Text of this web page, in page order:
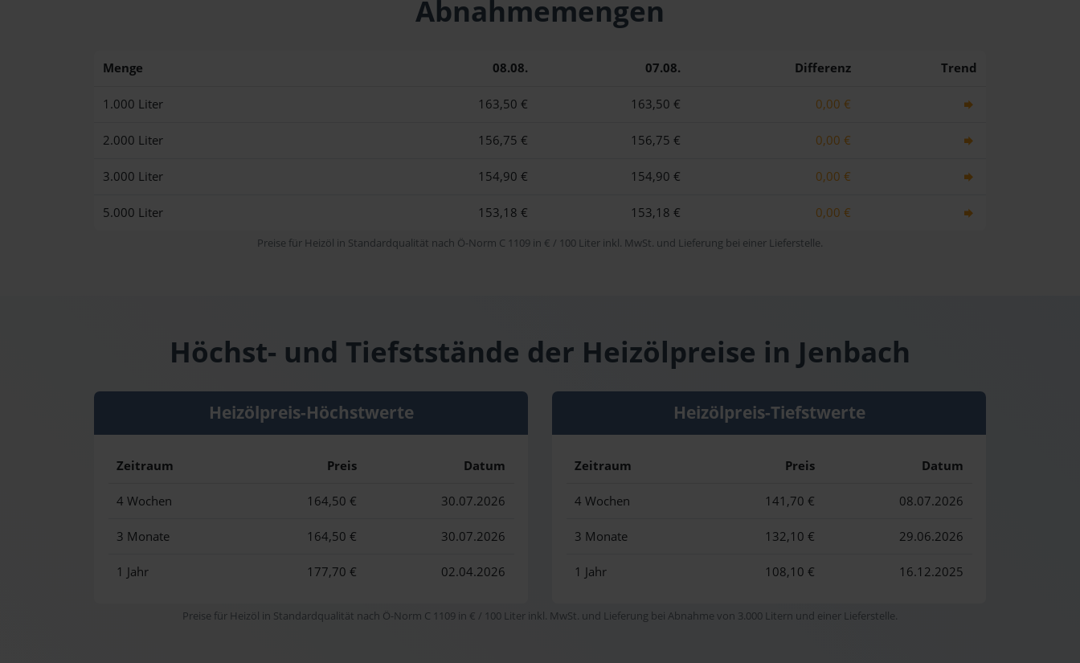
Abnahmemengen
Menge 08.08. 07.08. Differenz Trend
1.000 Liter 163,50 € 163,50 € 0,00 €
2.000 Liter 156,75 € 156,75 € 0,00 €
3.000 Liter 154,90 € 154,90 € 0,00 €
5.000 Liter 153,18 € 153,18 € 0,00 €
Preise für Heizöl in Standardqualität nach Ö-Norm C 1109 in € / 100 Liter inkl. MwSt. und Lieferung bei einer Lieferstelle.
Höchst- und Tiefststände der Heizölpreise in Jenbach
Heizölpreis-Höchstwerte
Zeitraum Preis Datum
4 Wochen 164,50 € 30.07.2026
3 Monate 164,50 € 30.07.2026
1 Jahr 177,70 € 02.04.2026
Heizölpreis-Tiefstwerte
Zeitraum Preis Datum
4 Wochen 141,70 € 08.07.2026
3 Monate 132,10 € 29.06.2026
1 Jahr 108,10 € 16.12.2025
Preise für Heizöl in Standardqualität nach Ö-Norm C 1109 in € / 100 Liter inkl. MwSt. und Lieferung bei Abnahme von 3.000 Litern und einer Lieferstelle.